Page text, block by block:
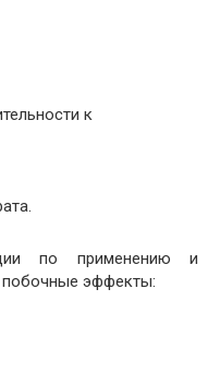
к
по применению и
эффекты: